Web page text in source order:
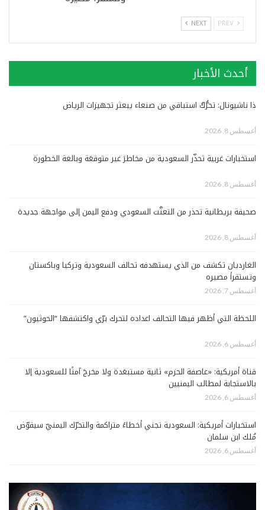
NEXT
أحدث الأخبار
ذا ناشيونال: تحرُّكٌ استباقي من صنعاء يبعثر تجهيزات الرياض
أغسطس 8, 2026
استخبارات غربية تحذّر السعودية من مخاطرَ غير متوقعَة وبالغة الخطورة
أغسطس 8, 2026
صحيفة بريطانية تحذر من التعنُّت السعودي ودفع اليمن إلى مواجهة جديدة
أغسطس 8, 2026
الغارديان تكشف من الذي يستهدفه تحالف السعودية وتركيا وباكستان
وتستقرأ مصيره
أغسطس 7, 2026
اللحظة التي أظهر فيها التحالف اعداده لتحرك برّي واكتشفها “الحوثيون”
أغسطس 6, 2026
قناة أمريكية: «عاصفة الحزم» ثانية مستبعَدة ولا مخرجَ آمنًا للسعودية إلا
بالاستجابة لمطالب اليمنيين
أغسطس 6, 2026
استخبارات أمريكية: السعودية تجني أخطاءً متراكمة والتحرّك اليمنيّ سيقوّض
مُلك ابن سلمان
أغسطس 6, 2026